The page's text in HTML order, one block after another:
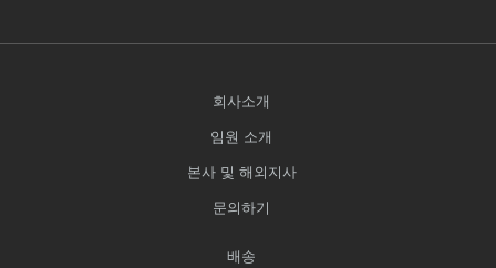
회사소개
임원 소개
본사 및 해외지사
문의하기
배송